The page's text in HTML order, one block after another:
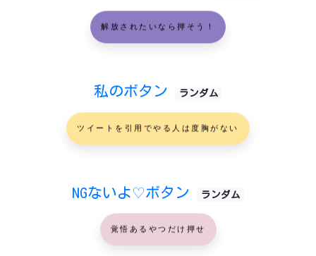
解放されたいなら押そう！
私のボタン ランダム
ツイートを引用でやる人は度胸がない
NGないよ♡ボタン ランダム
覚悟あるやつだけ押せ